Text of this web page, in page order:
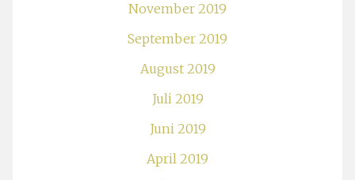
November 2019
September 2019
August 2019
Juli 2019
Juni 2019
April 2019